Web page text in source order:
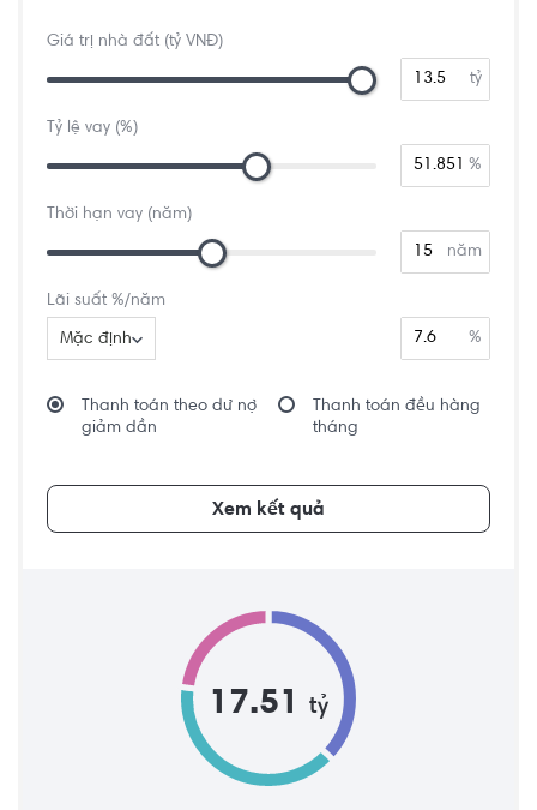
Giá trị nhà đất (tỷ VNĐ)
tỷ
Tỷ lệ vay (%)
%
Thời hạn vay (năm)
năm
Lãi suất %/năm
Mặc định %
Thanh toán theo dư nợ
giảm dần
Thanh toán đều hàng
tháng
Xem kết quả
17.51 tỷ